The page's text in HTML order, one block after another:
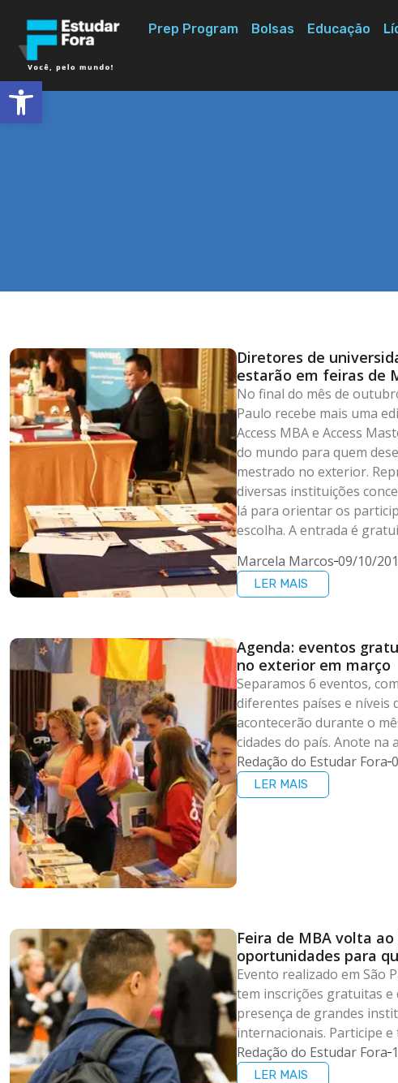
Prep Program Bolsas Educação
Diretores de
estarão em feiras de
No final do mês de
Paulo recebe mais uma
Access MBA e Access
do mundo para quem
mestrado no exterior.
diversas instituições
lá para orientar os
escolha. A entrada é
Marcela Marcos 09/10/
LER MAIS
Agenda: eventos
no exterior em março
Separamos 6 eventos,
diferentes países e níveis
acontecerão durante o
cidades do país. Anote na
Redação do Estudar Fora
LER MAIS
Feira de MBA volta ao
oportunidades para
fora
Evento realizado em São
tem inscrições gratuitas e
presença de grandes
internacionais. Participe e
Redação do Estudar Fora
LER MAIS
Abrir a barra de ferramentas